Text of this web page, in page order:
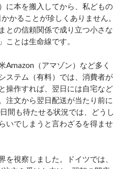
に本を搬入してから、私どもの
かることが珍しくありません。
との信頼関係で成り立つ小さな
ことは生命線です。
（アマゾン）など多く
ステム（有料）では、消費者が
操作すれば、翌日には自宅など
注文から翌日配送が当たり前に
間も待たせる状況では、どうし
いでしまうと言わざるを得ませ
視察しました。ドイツでは、